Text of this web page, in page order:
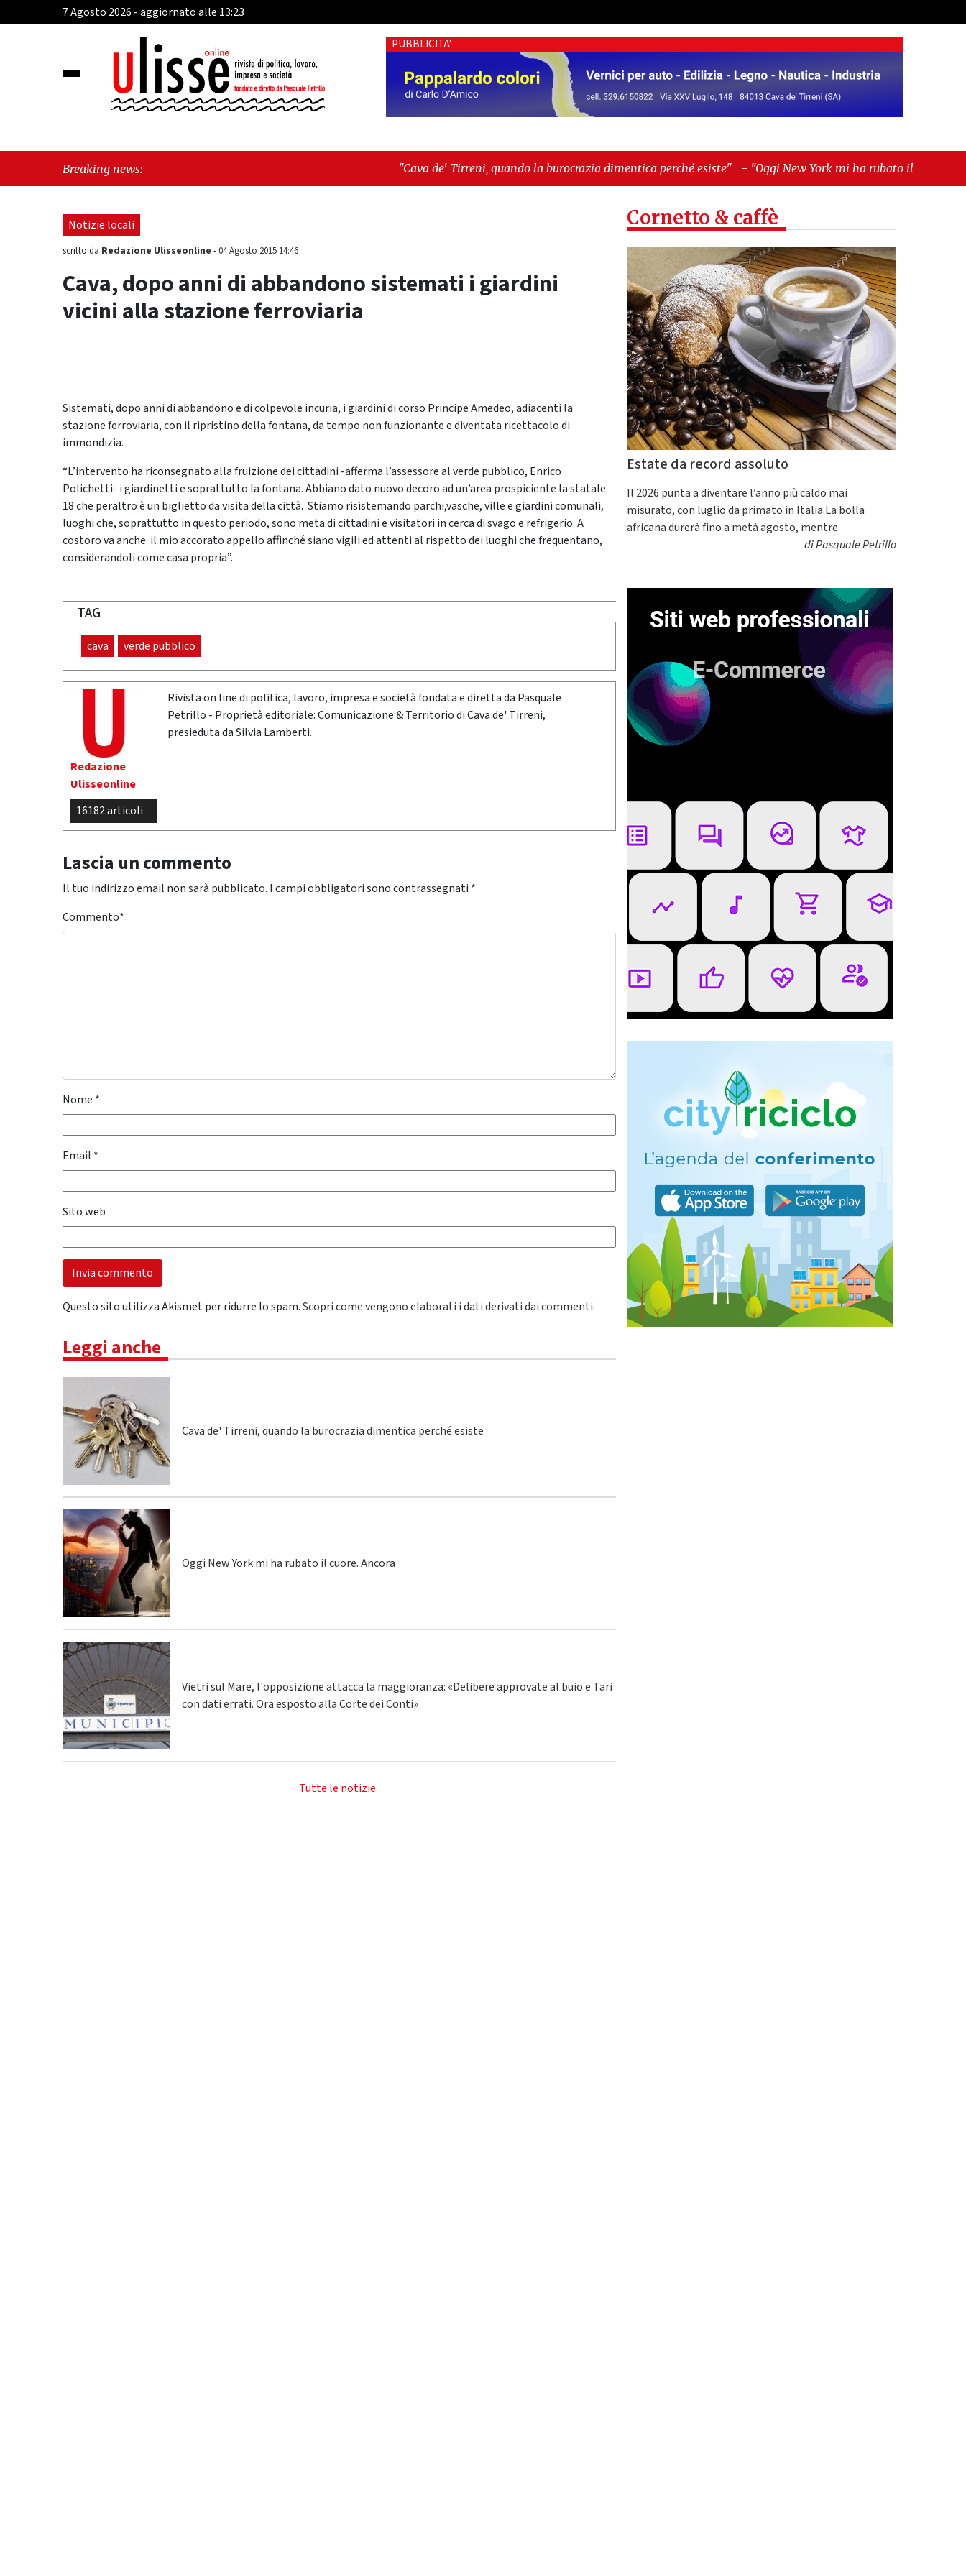
7 Agosto 2026 - aggiornato alle 13:23
PUBBLICITA'
Breaking news: "Cava de' Tirreni, quando la burocrazia dimentica perché esiste" - "Oggi New York mi ha rubato il cuore. Ancora"
Notizie locali
scritto da Redazione Ulisseonline -04 Agosto 2015 14:46
Cava, dopo anni di abbandono sistemati i giardini
vicini alla stazione ferroviaria
Sistemati, dopo anni di abbandono e di colpevole incuria, i giardini di corso Principe Amedeo, adiacenti la
stazione ferroviaria, con il ripristino della fontana, da tempo non funzionante e diventata ricettacolo di
immondizia.
“L’intervento ha riconsegnato alla fruizione dei cittadini -afferma l’assessore al verde pubblico, Enrico
Polichetti- i giardinetti e soprattutto la fontana. Abbiano dato nuovo decoro ad un’area prospiciente la statale
18 che peraltro è un biglietto da visita della città. Stiamo risistemando parchi,vasche, ville e giardini comunali,
luoghi che, soprattutto in questo periodo, sono meta di cittadini e visitatori in cerca di svago e refrigerio. A
costoro va anche il mio accorato appello affinché siano vigili ed attenti al rispetto dei luoghi che frequentano,
considerandoli come casa propria”.
TAG
cava verde pubblico
Redazione
Ulisseonline
16182 articoli
Rivista on line di politica, lavoro, impresa e società fondata e diretta da Pasquale
Petrillo - Proprietà editoriale: Comunicazione & Territorio di Cava de' Tirreni,
presieduta da Silvia Lamberti.
Lascia un commento
Il tuo indirizzo email non sarà pubblicato. I campi obbligatori sono contrassegnati *
Commento*
Nome *
Email *
Sito web
Questo sito utilizza Akismet per ridurre lo spam.Scopri come vengono elaborati i dati derivati dai commenti.
Leggi anche
Cava de' Tirreni, quando la burocrazia dimentica perché esiste
Oggi New York mi ha rubato il cuore. Ancora
Vietri sul Mare, l'opposizione attacca la maggioranza: «Delibere approvate al buio e Tari
con dati errati. Ora esposto alla Corte dei Conti»
Tutte le notizie
Cornetto & caffè
Estate da record assoluto
Il 2026 punta a diventare l’anno più caldo mai
misurato, con luglio da primato in Italia.La bolla
africana durerà fino a metà agosto, mentre
diPasquale Petrillo